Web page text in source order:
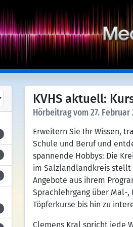
KVHS aktuell:
Hörbeitrag vom 27. Februar
Erweitern Sie Ihr Wissen,
Schule und Beruf und
spannende Hobbys: Die
im Salzlandlandkreis stellt
Angebote aus ihrem
Sprachlehrgang über Mal-,
Töpferkurse bis hin zu
Clemens Kral spricht jede